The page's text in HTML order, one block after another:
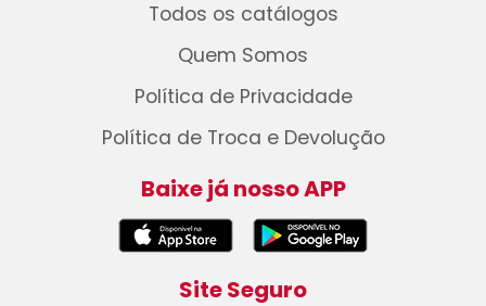
Todos os catálogos
Quem Somos
Política de Privacidade
Política de Troca e Devolução
Baixe já nosso APP
Site Seguro